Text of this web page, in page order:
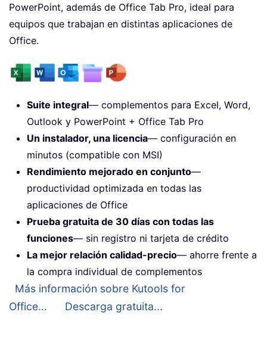
PowerPoint, además de Office Tab Pro, ideal para
equipos que trabajan en distintas aplicaciones de
Office.
Suite integral— complementos para Excel, Word,
Outlook y PowerPoint + Office Tab Pro
Un instalador, una licencia— configuración en
minutos (compatible con MSI)
Rendimiento mejorado en conjunto—
productividad optimizada en todas las
aplicaciones de Office
Prueba gratuita de 30 días con todas las
funciones— sin registro ni tarjeta de crédito
La mejor relación calidad-precio— ahorre frente a
la compra individual de complementos
Más información sobre Kutools for
Office...
Descarga gratuita...